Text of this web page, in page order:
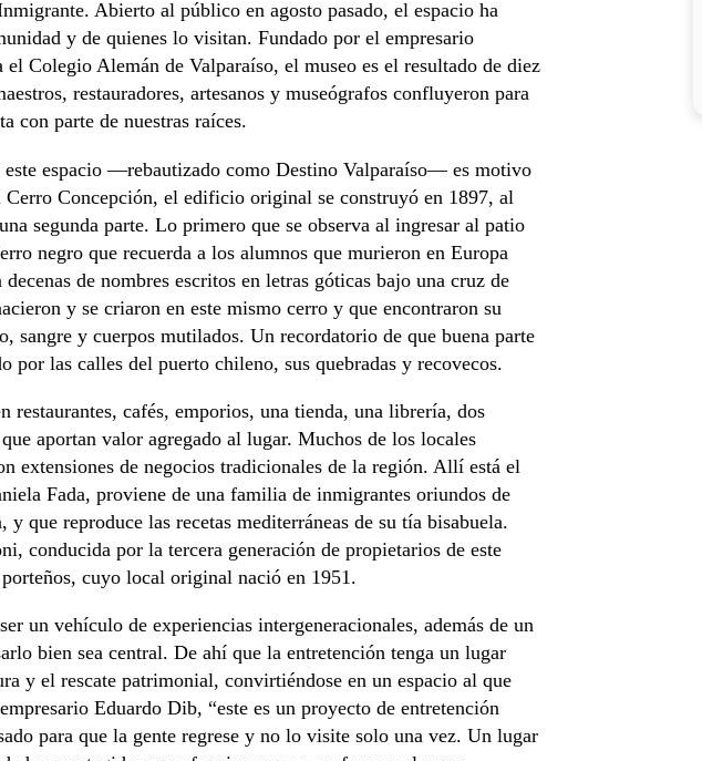
Abierto al público en agosto pasado, el espacio ha
y de quienes lo visitan. Fundado por el empresario
Colegio Alemán de Valparaíso, el museo es el resultado de diez
restauradores, artesanos y museógrafos confluyeron para
con parte de nuestras raíces.
espacio —rebautizado como Destino Valparaíso— es motivo
Concepción, el edificio original se construyó en 1897, al
segunda parte. Lo primero que se observa al ingresar al patio
negro que recuerda a los alumnos que murieron en Europa
de nombres escritos en letras góticas bajo una cruz de
y se criaron en este mismo cerro y que encontraron su
sangre y cuerpos mutilados. Un recordatorio de que buena parte
por las calles del puerto chileno, sus quebradas y recovecos.
restaurantes, cafés, emporios, una tienda, una librería, dos
que aportan valor agregado al lugar. Muchos de los locales
extensiones de negocios tradicionales de la región. Allí está el
Fada, proviene de una familia de inmigrantes oriundos de
que reproduce las recetas mediterráneas de su tía bisabuela.
conducida por la tercera generación de propietarios de este
cuyo local original nació en 1951.
un vehículo de experiencias intergeneracionales, además de un
bien sea central. De ahí que la entretención tenga un lugar
y el rescate patrimonial, convirtiéndose en un espacio al que
Eduardo Dib, “este es un proyecto de entretención
para que la gente regrese y no lo visite solo una vez. Un lugar